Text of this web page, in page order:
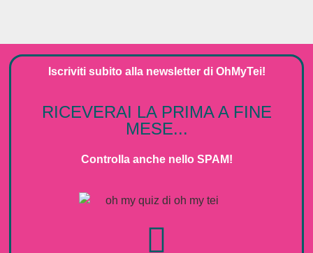
Iscriviti subito alla newsletterdi OhMyTei!
RICEVERAI LA PRIMA A FINE
MESE...
Controlla anche nello SPAM!